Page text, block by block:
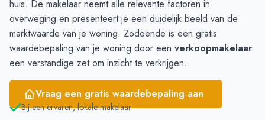
huis. De makelaar neemt alle relevante factoren in
overweging en presenteert je een duidelijk beeld van de
marktwaarde van je woning. Zodoende is een gratis
waardebepaling van je woning door een verkoopmakelaar
een verstandige zet om inzicht te verkrijgen.
Vraag een gratis waardebepaling aan
Bij een ervaren, lokale makelaar